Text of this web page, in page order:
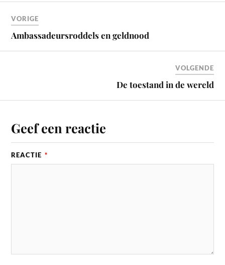
VORIGE
Ambassadeursroddels en geldnood
VOLGENDE
De toestand in de wereld
Geef een reactie
REACTIE *